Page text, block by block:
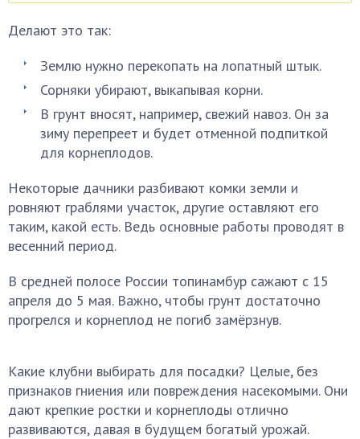
Делают это так:
Землю нужно перекопать на лопатный штык.
Сорняки убирают, выкапывая корни.
В грунт вносят, например, свежий навоз. Он за
зиму перепреет и будет отменной подпиткой
для корнеплодов.
Некоторые дачники разбивают комки земли и
ровняют граблями участок, другие оставляют его
таким, какой есть. Ведь основные работы проводят в
весенний период.
В средней полосе России топинамбур сажают с 15
апреля до 5 мая. Важно, чтобы грунт достаточно
прогрелся и корнеплод не погиб замёрзнув.
Какие клубни выбирать для посадки? Целые, без
признаков гниения или повреждения насекомыми. Они
дают крепкие ростки и корнеплоды отлично
развиваются, давая в будущем богатый урожай.